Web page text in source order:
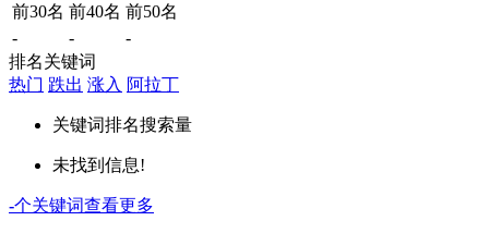
前30名 前40名 前50名
-
-
-
排名关键词
热门 跌出 涨入 阿拉丁
关键词排名搜索量
未找到信息!
-个关键词查看更多